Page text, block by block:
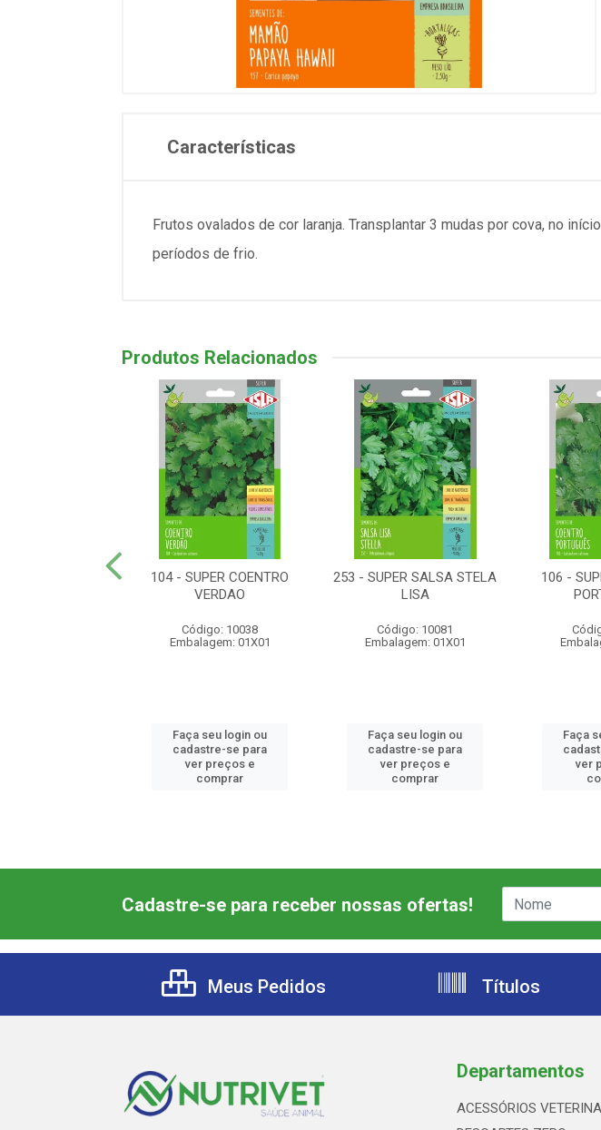
Características
Frutos ovalados de cor laranja. Transplantar 3 mudas por cova, no
períodos de frio.
Produtos Relacionados
104 - SUPER COENTRO
VERDAO
Código: 10038
Embalagem: 01X01
Faça seu login ou
cadastre-se para
ver preços e
comprar
253 - SUPER SALSA STELA
LISA
Código: 10081
Embalagem: 01X01
Faça seu login ou
cadastre-se para
ver preços e
comprar
106 -
Faça
ver
Cadastre-se para receber nossas ofertas!
Meus Pedidos Títulos
Departamentos
ACESSÓRIOS